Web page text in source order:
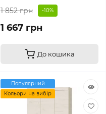
1 852 грн -10%
1 667 грн
До кошика
Популярний
Кольори на вибір